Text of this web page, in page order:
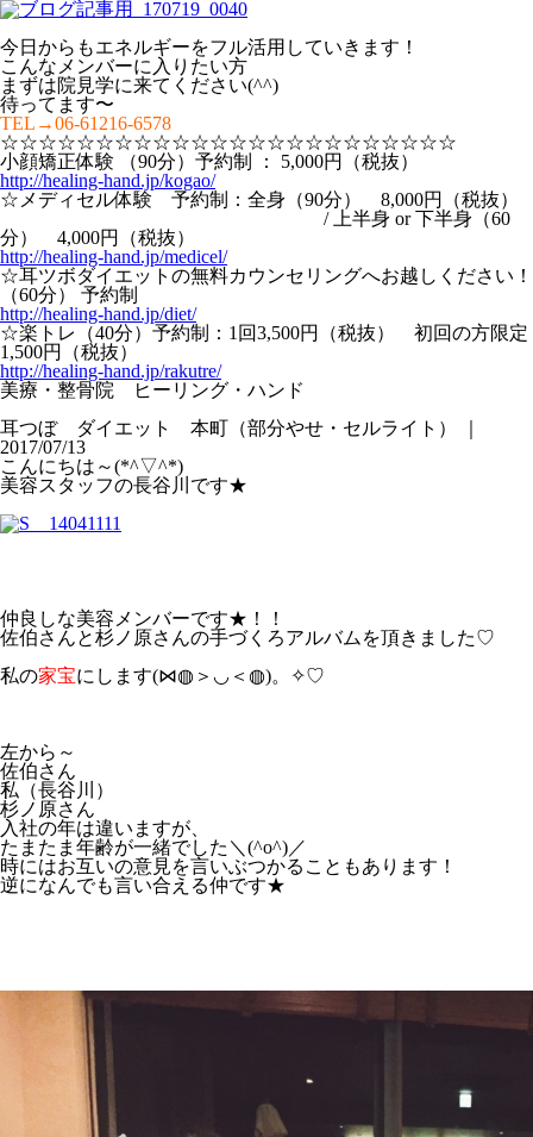
今日からもエネルギーをフル活用していきます！
こんなメンバーに入りたい方
まずは院見学に来てください(^^)
待ってます〜
TEL→06-61216-6578
☆☆☆☆☆☆☆☆☆☆☆☆☆☆☆☆☆☆☆☆☆☆☆☆
小顔矯正体験 （90分）予約制 ： 5,000円（税抜）
http://healing-hand.jp/kogao/
☆メディセル体験 予約制：全身（90分） 8,000円（税抜）
/ 上半身 or 下半身（60
分） 4,000円（税抜）
http://healing-hand.jp/medicel/
☆耳ツボダイエットの無料カウンセリングへお越しください！
（60分） 予約制
http://healing-hand.jp/diet/
☆楽トレ（40分）予約制：1回3,500円（税抜） 初回の方限定
1,500円（税抜）
http://healing-hand.jp/rakutre/
美療・整骨院 ヒーリング・ハンド
耳つぼ ダイエット 本町（部分やせ・セルライト） ｜
2017/07/13
こんにちは～(*^▽^*)
美容スタッフの長谷川です★
仲良しな美容メンバーです★！！
佐伯さんと杉ノ原さんの手づくろアルバムを頂きました♡
私の家宝にします(⋈◍＞◡＜◍)。✧♡
左から～
佐伯さん
私（長谷川）
杉ノ原さん
入社の年は違いますが、
たまたま年齢が一緒でした＼(^o^)／
時にはお互いの意見を言いぶつかることもあります！
逆になんでも言い合える仲です★